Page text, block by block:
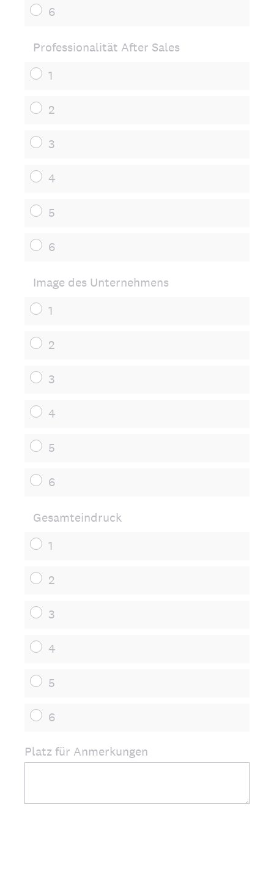
6
Professionalität After Sales
1
2
3
4
5
6
Image des Unternehmens
1
2
3
4
5
6
Gesamteindruck
1
2
3
4
5
6
Platz für Anmerkungen